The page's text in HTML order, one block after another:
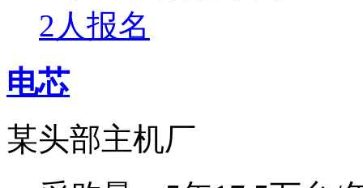
2人报名
电芯
某头部主机厂